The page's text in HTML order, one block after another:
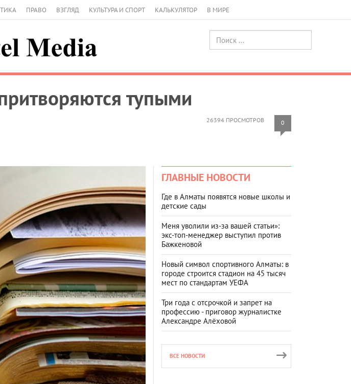
ПРАВО ВЗГЛЯД КУЛЬТУРА И СПОРТ КАЛЬКУЛЯТОР В МИРЕ
тупыми
26394 ПРОСМОТРОВ 0
ГЛАВНЫЕ НОВОСТИ
Где в Алматы появятся новые школы и
детские сады
Меня уволили из-за вашей статьи»:
экс-топ-менеджер выступил против
Бажкеновой
Новый символ спортивного Алматы: в
городе строится стадион на 45 тысяч
мест по стандартам УЕФА
Три года с отсрочкой и запрет на
профессию - приговор журналистке
Александре Алёховой
ВСЕ НОВОСТИ